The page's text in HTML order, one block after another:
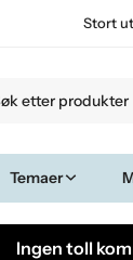
Stort
Temaer
Ingen toll